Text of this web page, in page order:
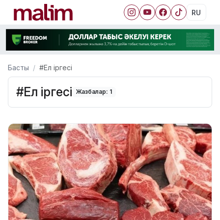
RU
Басты #Ел іргесі
#Ел іргесі Жазбалар: 1